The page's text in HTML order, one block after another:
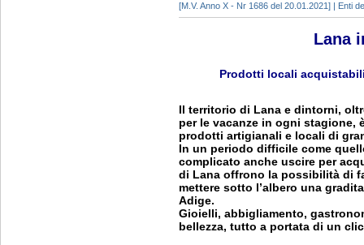
[M.V. Anno X - Nr 1686 del 20.01.2021] | Enti
Lana
Prodotti locali
Il territorio di Lana e dintorni,
per le vacanze in ogni stagione,
prodotti artigianali e locali di
In un periodo difficile come
complicato anche uscire per
di Lana offrono la possibilità di
mettere sotto l’albero una
Adige.
Gioielli, abbigliamento,
bellezza, tutto a portata di un